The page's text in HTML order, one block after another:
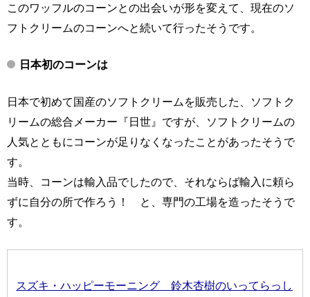
このワッフルのコーンとの出会いが形を変えて、現在のソ
フトクリームのコーンへと続いて行ったそうです。
日本初のコーンは
日本で初めて国産のソフトクリームを販売した、ソフトク
リームの総合メーカー『日世』ですが、ソフトクリームの
人気とともにコーンが足りなくなったことがあったそうで
す。
当時、コーンは輸入品でしたので、それならば輸入に頼ら
ずに自分の所で作ろう！ と、専門の工場を造ったそうで
す。
スズキ・ハッピーモーニング 鈴木杏樹のいってらっし